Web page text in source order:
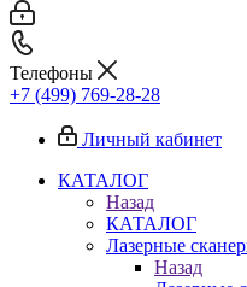
Телефоны
+7 (499) 769-28-28
Личный кабинет
КАТАЛОГ
Назад
КАТАЛОГ
Лазерные
Назад